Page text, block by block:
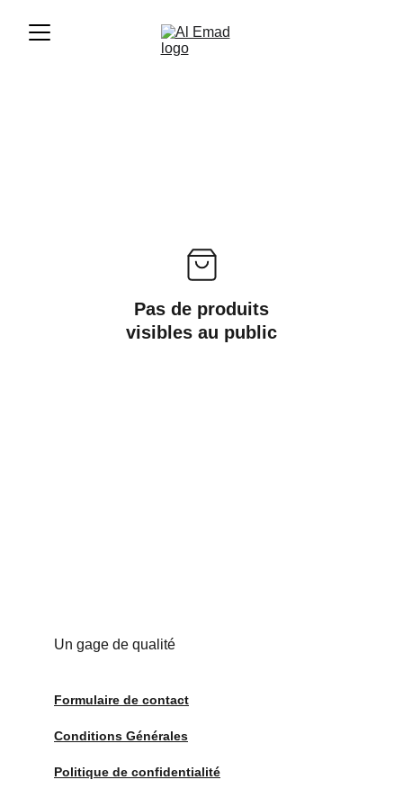
Pas de produits
visibles au public
Un gage de qualité
Formulaire de contact
Conditions Générales
Politique de confidentialité